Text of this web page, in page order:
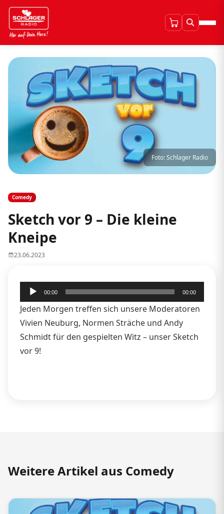
Foto: Schlager Radio
Comedy
Sketch vor 9 – Die kleine
Kneipe
23.06.2023
Audio-
Player
00:00 00:00
Jeden Morgen treffen sich unsere Moderatoren
Vivien Neuburg, Normen Sträche und Andy
Schmidt für den gespielten Witz – unser Sketch
vor 9!
Weitere Artikel aus Comedy